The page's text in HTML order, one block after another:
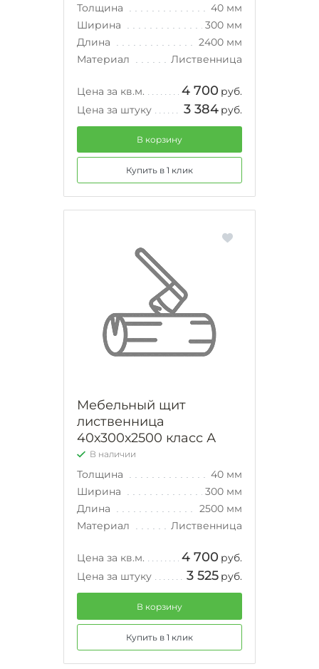
Толщина
40 мм
Ширина
300 мм
Длина
2400 мм
Материал
Лиственница
Цена за кв.м. 4 700 руб.
Цена за штуку
3 384 руб.
В корзину
Купить в 1 клик
Мебельный щит
лиственница
40х300х2500 класс А
В наличии
Толщина
40 мм
Ширина
300 мм
Длина
2500 мм
Материал
Лиственница
Цена за кв.м. 4 700 руб.
Цена за штуку
3 525 руб.
В корзину
Купить в 1 клик